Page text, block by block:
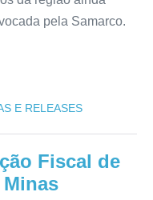
pela Samarco.
E RELEASES
Fiscal de